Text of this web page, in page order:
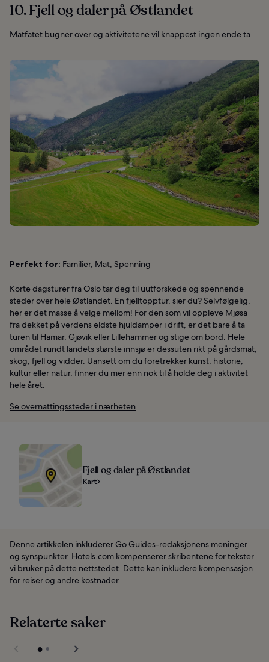
10. Fjell og daler på Østlandet
Matfatet bugner over og aktivitetene vil knappest ingen ende ta
Perfekt for: Familier, Mat, Spenning
Korte dagsturer fra Oslo tar deg til uutforskede og spennende
steder over hele Østlandet. En fjelltopptur, sier du? Selvfølgelig,
her er det masse å velge mellom! For den som vil oppleve Mjøsa
fra dekket på verdens eldste hjuldamper i drift, er det bare å ta
turen til Hamar, Gjøvik eller Lillehammer og stige om bord. Hele
området rundt landets største innsjø er dessuten rikt på gårdsmat,
skog, fjell og vidder. Uansett om du foretrekker kunst, historie,
kultur eller natur, finner du mer enn nok til å holde deg i aktivitet
hele året.
Se overnattingssteder i nærheten
Fjell og daler på Østlandet
Kart
Denne artikkelen inkluderer Go Guides-redaksjonens meninger
og synspunkter. Hotels.com kompenserer skribentene for tekster
vi bruker på dette nettstedet. Dette kan inkludere kompensasjon
for reiser og andre kostnader.
Relaterte saker